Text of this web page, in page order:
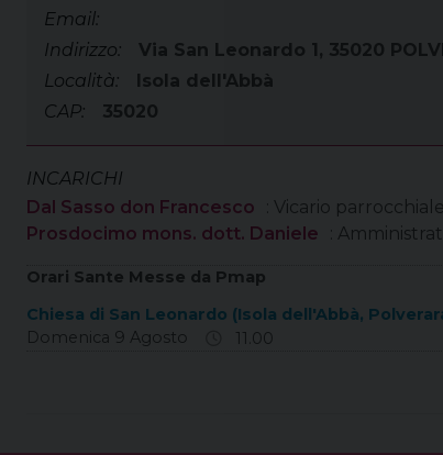
Email:
Indirizzo:
Via San Leonardo 1, 35020
Località:
Isola dell'Abbà
CAP:
35020
INCARICHI
Dal Sasso don Francesco
: Vicario parrocchiale
Prosdocimo mons. dott. Daniele
:
Orari Sante Messe da Pmap
Chiesa di San Leonardo (Isola dell'Abbà,
Domenica 9 Agosto
11.00